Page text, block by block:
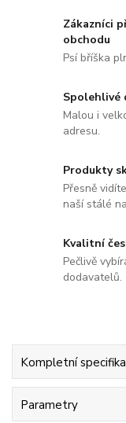
Zákazníci
obchodu
Psí bříška
Spolehlivé
Malou i
adresu.
Produkty
Přesně
naší stálé
Kvalitní
Pečlivě
dodavatelů.
Kompletní
Parametry